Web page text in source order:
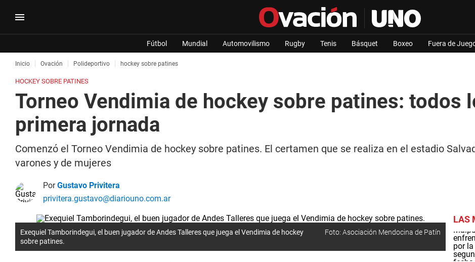
Fútbol Mundial Automovilismo Rugby Tenis Básquet Boxeo Fuera de
Inicio Ovación Polideportivo hockey sobre patines
HOCKEY SOBRE PATINES
Torneo Vendimia de hockey sobre patines: todos
primera jornada
Comenzó el Torneo Vendimia de hockey sobre patines. El certamen que se realiza en el estadio
varones y de mujeres
PorGustavo Privitera
privitera.gustavo@diariouno.com.ar
Exequiel Tamborindegui, el buen jugador de Andes Talleres que juega el Vendimia de hockey
sobre patines.
Foto: Asociación Mendocina de Patín
LAS